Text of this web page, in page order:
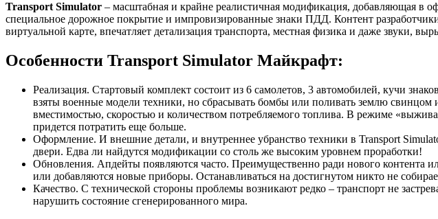
Transport Simulator – масштабная и крайне реалистичная модификация, добавляющая в
специальное дорожное покрытие и импровизированные знаки ПДД. Контент
виртуальной карте, впечатляет детализация транспорта, местная физика и даже звуки,
Особенности Transport Simulator Майкрафт:
Реализация. Стартовый комплект состоит из 6 самолетов, 3 автомобилей, кучи
взяты военные модели техники, но сбрасывать бомбы или поливать землю
вместимостью, скоростью и количеством потребляемого топлива. В режиме
придется потратить еще больше.
Оформление. И внешние детали, и внутреннее убранство техники в Transport
двери. Едва ли найдутся модификации со столь же высоким уровнем проработки!
Обновления. Апдейты появляются часто. Преимущественно ради нового контента
или добавляются новые приборы. Останавливаться на достигнутом никто не
Качество. С технической стороны проблемы возникают редко – транспорт не
нарушить состояние сгенерированного мира.